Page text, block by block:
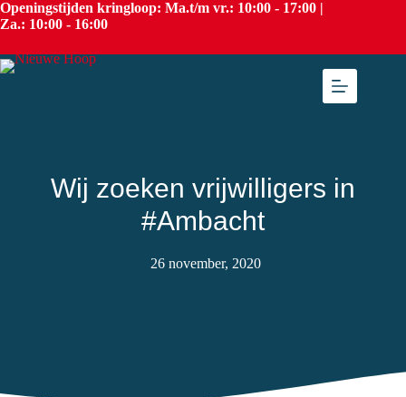
Openingstijden kringloop: Ma.t/m vr.: 10:00 - 17:00 |
Za.: 10:00 - 16:00
Wij zoeken vrijwilligers in
#Ambacht
26 november, 2020
Wij zoeken